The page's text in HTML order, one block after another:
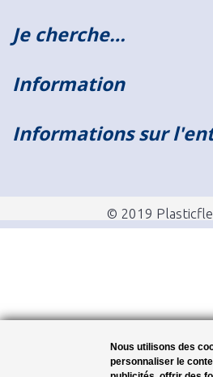
Je cherche…
Information
Informations sur
© 2019
Nous utilisons des
personnaliser le